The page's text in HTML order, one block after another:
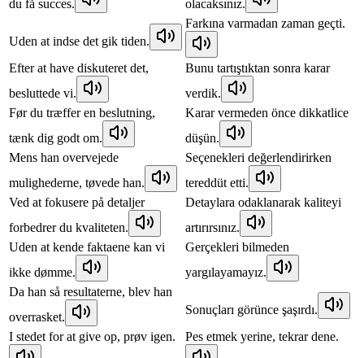
du få succes.
olacaksınız.
Uden at indse det gik tiden.
Farkına varmadan zaman geçti.
Efter at have diskuteret det,
besluttede vi.
Bunu tartıştıktan sonra karar
verdik.
Før du træffer en beslutning,
tænk dig godt om.
Karar vermeden önce dikkatlice
düşün.
Mens han overvejede
mulighederne, tøvede han.
Seçenekleri değerlendirirken
tereddüt etti.
Ved at fokusere på detaljer
forbedrer du kvaliteten.
Detaylara odaklanarak kaliteyi
artırırsınız.
Uden at kende faktaene kan vi
ikke dømme.
Gerçekleri bilmeden
yargılayamayız.
Da han så resultaterne, blev han
overrasket.
Sonuçları görünce şaşırdı.
I stedet for at give op, prøv igen.
Pes etmek yerine, tekrar dene.